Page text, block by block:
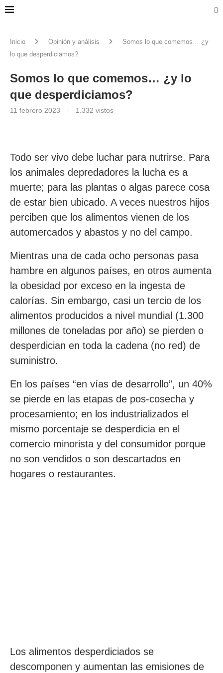
Inicio Opinión y análisis
Somos lo que comemos… ¿y
lo que desperdiciamos?
Somos lo que comemos… ¿y lo
que desperdiciamos?
11 febrero 2023 1.332 vistos
Todo ser vivo debe luchar para nutrirse. Para
los animales depredadores la lucha es a
muerte; para las plantas o algas parece cosa
de estar bien ubicado. A veces nuestros hijos
perciben que los alimentos vienen de los
automercados y abastos y no del campo.
Mientras una de cada ocho personas pasa
hambre en algunos países, en otros aumenta
la obesidad por exceso en la ingesta de
calorías. Sin embargo, casi un tercio de los
alimentos producidos a nivel mundial (1.300
millones de toneladas por año) se pierden o
desperdician en toda la cadena (no red) de
suministro.
En los países “en vías de desarrollo”, un 40%
se pierde en las etapas de pos-cosecha y
procesamiento; en los industrializados el
mismo porcentaje se desperdicia en el
comercio minorista y del consumidor porque
no son vendidos o son descartados en
hogares o restaurantes.
Los alimentos desperdiciados se
descomponen y aumentan las emisiones de